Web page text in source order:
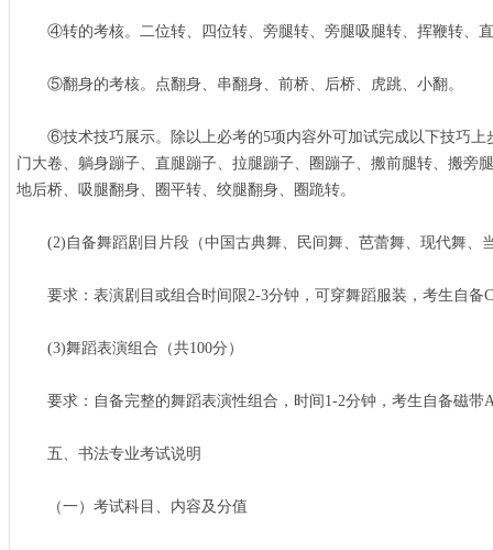
④转的考核。二位转、四位转、旁腿转、旁腿吸腿转、挥鞭转、
⑤翻身的考核。点翻身、串翻身、前桥、后桥、虎跳、小翻。
⑥技术技巧展示。除以上必考的5项内容外可加试完成以下技巧上
门大卷、躺身蹦子、直腿蹦子、拉腿蹦子、圈蹦子、搬前腿转、搬旁
地后桥、吸腿翻身、圈平转、绞腿翻身、圈跪转。
(2)自备舞蹈剧目片段（中国古典舞、民间舞、芭蕾舞、现代舞、
要求：表演剧目或组合时间限2-3分钟，可穿舞蹈服装，考生自备
(3)舞蹈表演组合（共100分）
要求：自备完整的舞蹈表演性组合，时间1-2分钟，考生自备磁带
五、书法专业考试说明
（一）考试科目、内容及分值